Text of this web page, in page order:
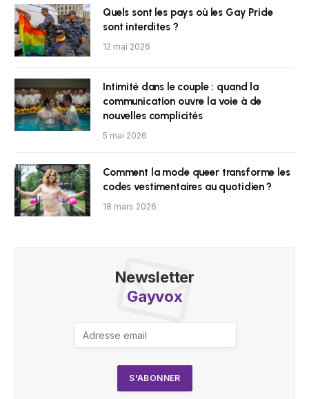
Quels sont les pays où les Gay Pride
sont interdites ?
12 mai 2026
Intimité dans le couple : quand la
communication ouvre la voie à de
nouvelles complicités
5 mai 2026
Comment la mode queer transforme les
codes vestimentaires au quotidien ?
18 mars 2026
Newsletter
Gayvox